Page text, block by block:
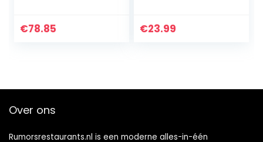
€78.85 €23.99
Over ons
Rumorsrestaurants.nl is een moderne alles-in-één